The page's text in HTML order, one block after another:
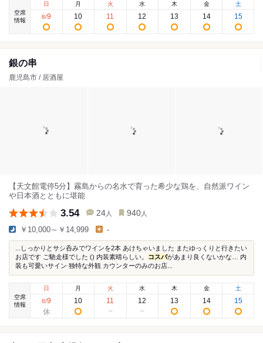
空席
情報
日
8/9
月
10
火
11
水
12
木
13
金
14
土
15
銀の串
鹿児島市 / 居酒屋
【天文館電停5分】霧島からの名水で育った希少な鶏を、自然派ワイン
や日本酒とともに堪能
3.54 24 人 940 人
￥10,000～￥14,999 -
...しっかりとサシ呑みでワインを2本 あけちゃいました またゆっくりと行きたい
お店です ご馳走様でした () 内装素晴らしい。 コスパがあまり良くないかな… 内
装も可愛いサイン 独特な外観 カウンターのみのお店...
空席
情報
日
8/9
月
10
火
11
水
12
木
13
金
14
土
15